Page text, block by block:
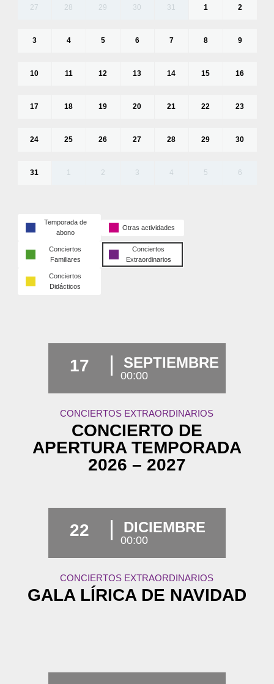
27 28 29 30 31 1 2
3 4 5 6 7 8 9
10 11 12 13 14 15 16
17 18 19 20 21 22 23
24 25 26 27 28 29 30
31 1 2 3 4 5 6
Temporada de
abono
Otras actividades
Conciertos
Familiares
Conciertos
Extraordinarios
Conciertos
Didácticos
17 SEPTIEMBRE
00:00
CONCIERTOS EXTRAORDINARIOS
CONCIERTO DE
APERTURA TEMPORADA
2026 – 2027
22 DICIEMBRE
00:00
CONCIERTOS EXTRAORDINARIOS
GALA LÍRICA DE NAVIDAD